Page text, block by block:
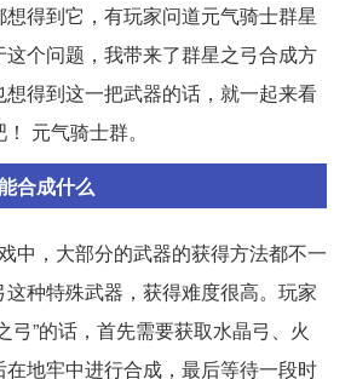
得到它，有玩家问道元气骑士群星
个问题，我带来了群星之弓合成方
得到这一把武器的话，就一起来看
元气骑士群。
合成什么
中，大部分的武器的获得方法都不一
种特殊武器，获得难度很高。玩家
弓”的话，首先需要获取水晶弓、火
地牢中进行合成，最后等待一段时